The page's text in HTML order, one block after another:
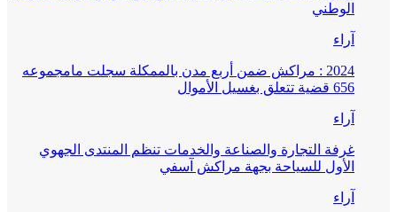
الوطني
آراء
2024 : مراكش ضمن أربع مدن بالممكلة سجلت مامجموعه
656 قضية تتعلق بغسيل الأموال
آراء
غرفة التجارة والصناعة والخدمات تنظم المنتدى الجهوي
الأول للسياحة بجهة مراكش آسفي
آراء